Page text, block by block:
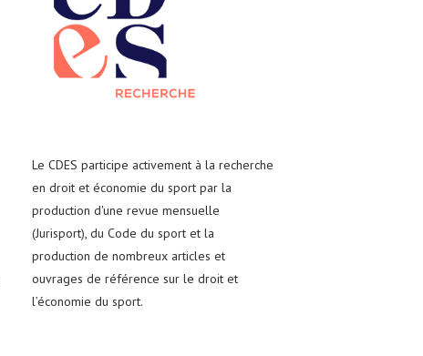
Le CDES participe activement à la recherche
en droit et économie du sport par la
production d'une revue mensuelle
(Jurisport), du Code du sport et la
production de nombreux articles et
ouvrages de référence sur le droit et
l’économie du sport.